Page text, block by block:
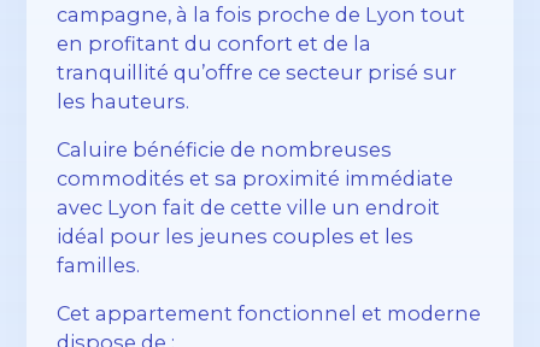
campagne, à la fois proche de Lyon tout
en profitant du confort et de la
tranquillité qu’offre ce secteur prisé sur
les hauteurs.
Caluire bénéficie de nombreuses
commodités et sa proximité immédiate
avec Lyon fait de cette ville un endroit
idéal pour les jeunes couples et les
familles.
Cet appartement fonctionnel et moderne